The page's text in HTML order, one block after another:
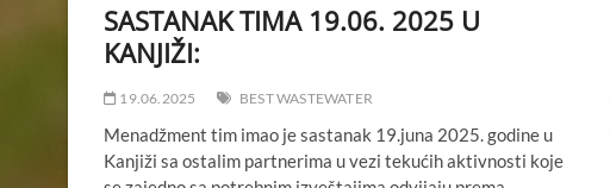
SASTANAK TIMA 19.06. 2025 U
KANJIŽI:
19.06.2025 BEST WASTEWATER
Menadžment tim imao je sastanak 19.juna 2025. godine u
Kanjiži sa ostalim partnerima u vezi tekućih aktivnosti koje